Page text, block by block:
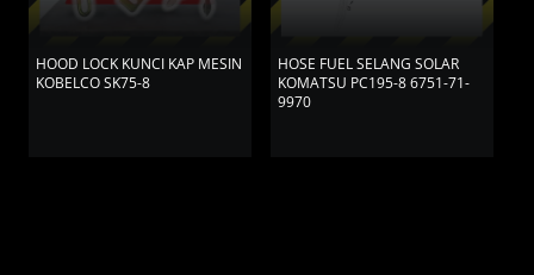
HOOD LOCK KUNCI KAP MESIN
KOBELCO SK75-8
HOSE FUEL SELANG SOLAR
KOMATSU PC195-8 6751-71-
9970